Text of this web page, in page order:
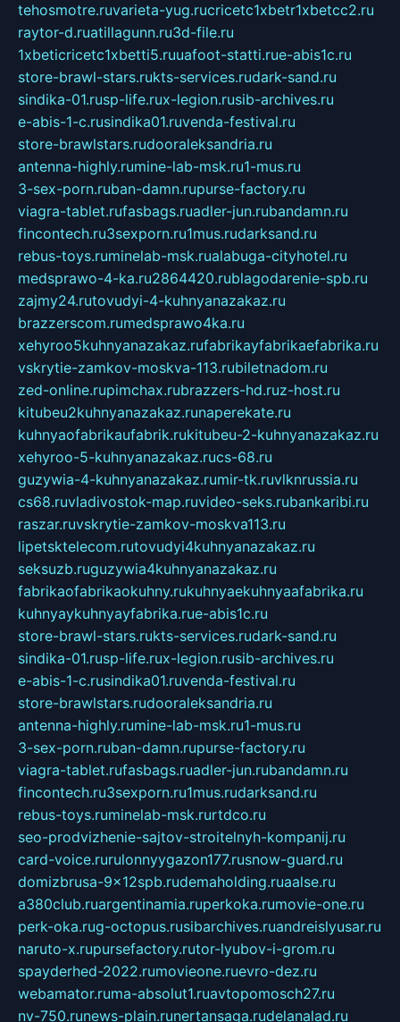
tehosmotre.ruvarieta-yug.rucricetc1xbetr1xbetcc2.ru
raytor-d.ruatillagunn.ru3d-file.ru
1xbeticricetc1xbetti5.ruuafoot-statti.rue-abis1c.ru
store-brawl-stars.rukts-services.rudark-sand.ru
sindika-01.rusp-life.rux-legion.rusib-archives.ru
e-abis-1-c.rusindika01.ruvenda-festival.ru
store-brawlstars.rudooraleksandria.ru
antenna-highly.rumine-lab-msk.ru1-mus.ru
3-sex-porn.ruban-damn.rupurse-factory.ru
viagra-tablet.rufasbags.ruadler-jun.rubandamn.ru
fincontech.ru3sexporn.ru1mus.rudarksand.ru
rebus-toys.ruminelab-msk.rualabuga-cityhotel.ru
medsprawo-4-ka.ru2864420.rublagodarenie-spb.ru
zajmy24.rutovudyi-4-kuhnyanazakaz.ru
brazzerscom.rumedsprawo4ka.ru
xehyroo5kuhnyanazakaz.rufabrikayfabrikaefabrika.ru
vskrytie-zamkov-moskva-113.rubiletnadom.ru
zed-online.rupimchax.rubrazzers-hd.ruz-host.ru
kitubeu2kuhnyanazakaz.runaperekate.ru
kuhnyaofabrikaufabrik.rukitubeu-2-kuhnyanazakaz.ru
xehyroo-5-kuhnyanazakaz.rucs-68.ru
guzywia-4-kuhnyanazakaz.rumir-tk.ruvlknrussia.ru
cs68.ruvladivostok-map.ruvideo-seks.rubankaribi.ru
raszar.ruvskrytie-zamkov-moskva113.ru
lipetsktelecom.rutovudyi4kuhnyanazakaz.ru
seksuzb.ruguzywia4kuhnyanazakaz.ru
fabrikaofabrikaokuhny.rukuhnyaekuhnyaafabrika.ru
kuhnyaykuhnyayfabrika.rue-abis1c.ru
store-brawl-stars.rukts-services.rudark-sand.ru
sindika-01.rusp-life.rux-legion.rusib-archives.ru
e-abis-1-c.rusindika01.ruvenda-festival.ru
store-brawlstars.rudooraleksandria.ru
antenna-highly.rumine-lab-msk.ru1-mus.ru
3-sex-porn.ruban-damn.rupurse-factory.ru
viagra-tablet.rufasbags.ruadler-jun.rubandamn.ru
fincontech.ru3sexporn.ru1mus.rudarksand.ru
rebus-toys.ruminelab-msk.rurtdco.ru
seo-prodvizhenie-sajtov-stroitelnyh-kompanij.ru
card-voice.rurulonnyygazon177.rusnow-guard.ru
domizbrusa-9x12spb.rudemaholding.ruaalse.ru
a380club.ruargentinamia.ruperkoka.rumovie-one.ru
perk-oka.rug-octopus.rusibarchives.ruandreislyusar.ru
naruto-x.rupursefactory.rutor-lyubov-i-grom.ru
spayderhed-2022.rumovieone.ruevro-dez.ru
webamator.ruma-absolut1.ruavtopomosch27.ru
nv-750.runews-plain.runertansaga.rudelanalad.ru